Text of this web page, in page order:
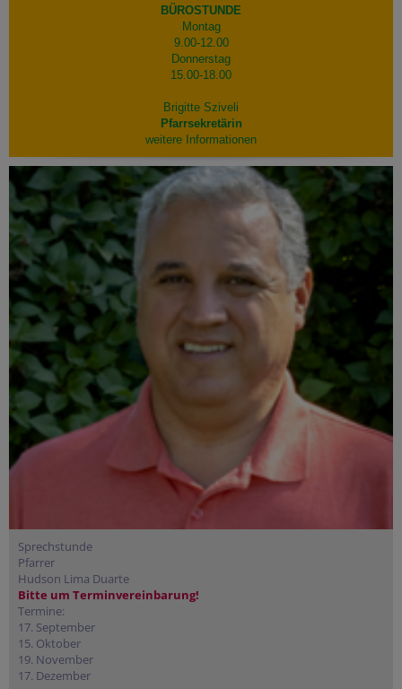
BÜROSTUNDE
Montag
9.00-12.00
Donnerstag
15.00-18.00
Brigitte Sziveli
Pfarrsekretärin
weitere Informationen
Sprechstunde
Pfarrer
Hudson Lima Duarte
Bitte um Terminvereinbarung!
Termine:
17. September
15. Oktober
19. November
17. Dezember